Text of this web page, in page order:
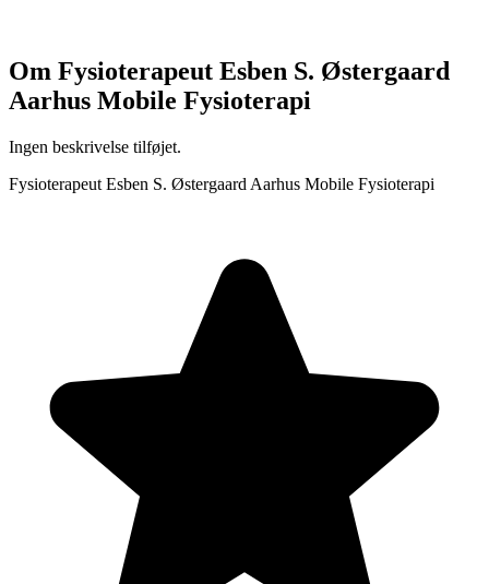
Om Fysioterapeut Esben S. Østergaard
Aarhus Mobile Fysioterapi
Ingen beskrivelse tilføjet.
Fysioterapeut Esben S. Østergaard Aarhus Mobile Fysioterapi